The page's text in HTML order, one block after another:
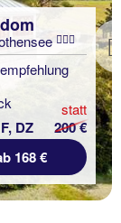
DZ
statt
200 €
168 €